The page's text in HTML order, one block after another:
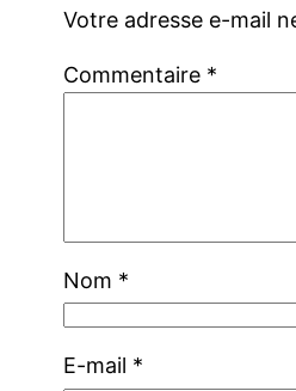
Votre adresse e-mail
Commentaire *
Nom *
E-mail *